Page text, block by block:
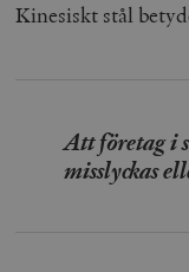
Kinesiskt stål
Att företag i
misslyckas